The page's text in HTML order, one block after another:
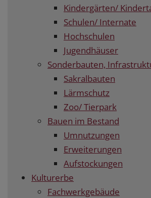
Kindergärten/
Schulen/ Internate
Hochschulen
Jugendhäuser
Sonderbauten,
Sakralbauten
Lärmschutz
Zoo/ Tierpark
Bauen im Bestand
Umnutzungen
Erweiterungen
Aufstockungen
Kulturerbe
Fachwerkgebäude